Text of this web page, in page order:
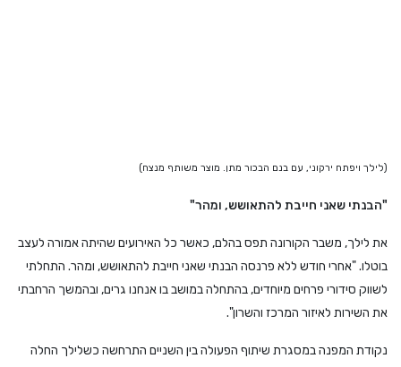
(לילך ויפתח ירקוני, עם בנם הבכור מתן. מוצר משותף מנצח)
"הבנתי שאני חייבת להתאושש, ומהר"
את לילך, משבר הקורונה תפס בהלם, כאשר כל האירועים שהיתה אמורה לעצב
בוטלו. "אחרי חודש ללא פרנסה הבנתי שאני חייבת להתאושש, ומהר. התחלתי
לשווק סידורי פרחים מיוחדים, בהתחלה במושב בו אנחנו גרים, ובהמשך הרחבתי
את השירות לאיזור המרכז והשרון".
נקודת המפנה במסגרת שיתוף הפעולה בין השניים התרחשה כשלילך החלה